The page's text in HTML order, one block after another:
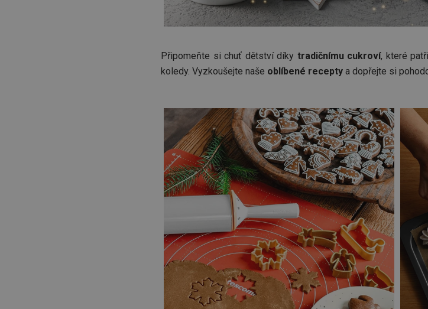
Připomeňte si chuť dětství díky tradičnímu cukroví, které
koledy. Vyzkoušejte naše oblíbené recepty a dopřejte si